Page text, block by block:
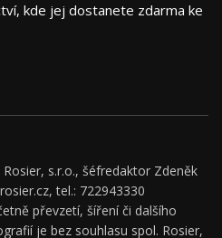
kde jej dostanete zdarma ke
s.r.o., šéfredaktor Zdeněk
tel.: 722943330
převzetí, šíření či dalšího
je bez souhlasu spol. Rosier,